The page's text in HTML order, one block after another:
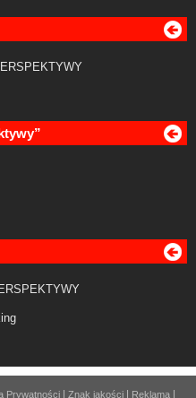
Prywatności Znak jakości Reklama